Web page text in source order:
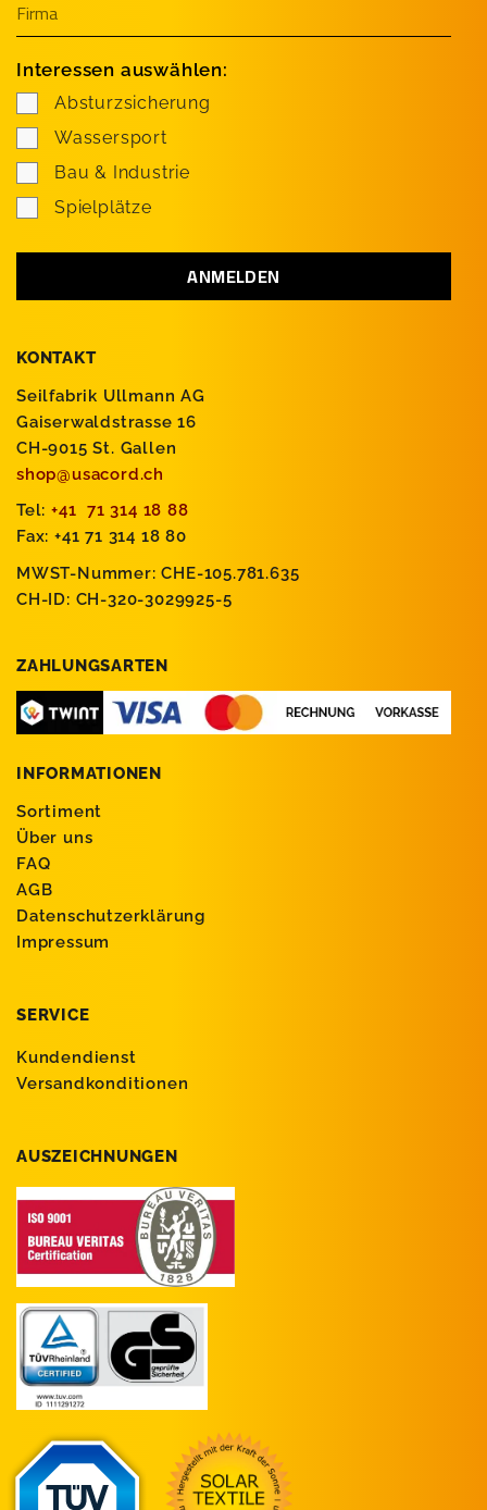
KONTAKT
Seilfabrik Ullmann AG
Gaiserwaldstrasse 16
CH-9015 St. Gallen
shop@usacord.ch
Tel: +41 71 314 18 88
Fax: +41 71 314 18 80
MWST-Nummer: CHE-105.781.635
CH-ID: CH-320-3029925-5
ZAHLUNGSARTEN
INFORMATIONEN
Sortiment
Über uns
FAQ
AGB
Datenschutzerklärung
Impressum
SERVICE
Kundendienst
Versandkonditionen
AUSZEICHNUNGEN
Interessen auswählen:
Absturzsicherung
Wassersport
Bau & Industrie
Spielplätze